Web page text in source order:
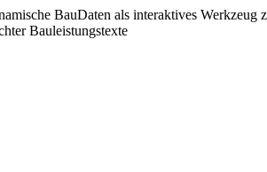
BauDaten als interaktives Werkzeug
Bauleistungstexte